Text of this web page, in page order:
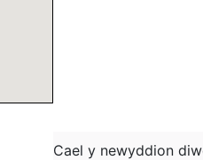
Cael y newyddion